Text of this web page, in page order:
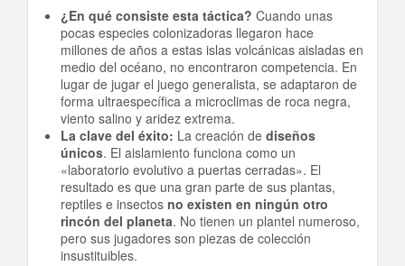
¿En qué consiste esta táctica? Cuando unas
pocas especies colonizadoras llegaron hace
millones de años a estas islas volcánicas aisladas en
medio del océano, no encontraron competencia. En
lugar de jugar el juego generalista, se adaptaron de
forma ultraespecífica a microclimas de roca negra,
viento salino y aridez extrema.
La clave del éxito: La creación de diseños
únicos. El aislamiento funciona como un
«laboratorio evolutivo a puertas cerradas». El
resultado es que una gran parte de sus plantas,
reptiles e insectos no existen en ningún otro
rincón del planeta. No tienen un plantel numeroso,
pero sus jugadores son piezas de colección
insustituibles.